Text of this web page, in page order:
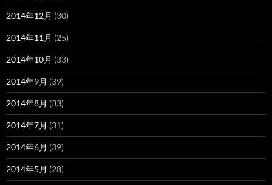
2014年12月 (30)
2014年11月 (25)
2014年10月 (33)
2014年9月 (39)
2014年8月 (33)
2014年7月 (31)
2014年6月 (39)
2014年5月 (28)